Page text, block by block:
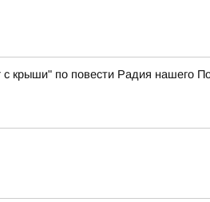
крыши" по повести Радия нашего